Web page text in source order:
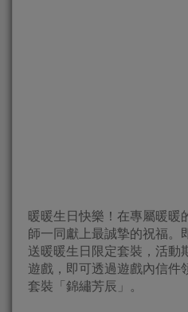
暖暖生日快樂！在專屬暖暖
師一同獻上最誠摯的祝福。
送暖暖生日限定套裝，活動
遊戲，即可透過遊戲內信件
套裝「錦繡芳辰」。